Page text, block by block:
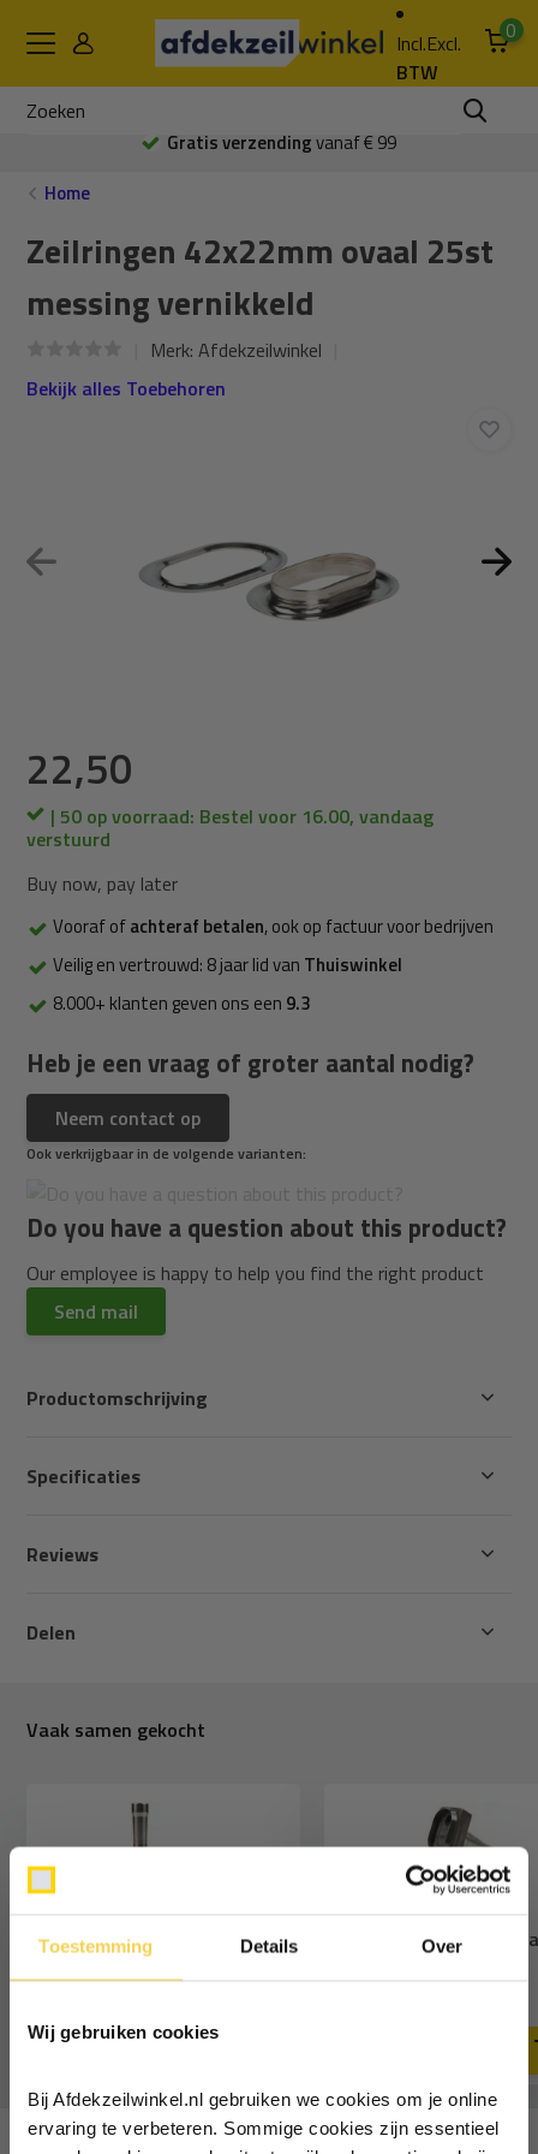
Toestemming Details Over
Wij gebruiken cookies
Bij Afdekzeilwinkel.nl gebruiken we cookies om je online
ervaring te verbeteren. Sommige cookies zijn essentieel
Incl.Excl.
BTW
0
Gratis verzendingvanaf € 99
Home
Zeilringen 42x22mm ovaal 25st
messing vernikkeld
Merk:Afdekzeilwinkel
Bekijk alles Toebehoren
22,50
| 50 op voorraad: Bestel voor 16.00, vandaag
verstuurd
Buy now, pay later
Vooraf ofachteraf betalen, ook op factuur voor bedrijven
Veilig en vertrouwd: 8 jaar lid van Thuiswinkel
8.000+ klanten geven ons een 9.3
Heb je een vraag of groter aantal nodig?
Neem contact op
Ook verkrijgbaar in de volgende varianten:
Do you have a question about this product?
Our employee is happy to help you find the right product
Send mail
Productomschrijving
Specificaties
Reviews
Delen
Vaak samen gekocht
Handstempel 42x22mm
ovaal rvs
Deliverytime
Holpijp 42x22mm
Ontvang €5,- korting!
Schrijf je in voor de nieuwsbrief en
Vul je e-mailadres in‍⁪⁪